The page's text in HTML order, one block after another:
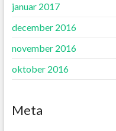
januar 2017
december 2016
november 2016
oktober 2016
Meta